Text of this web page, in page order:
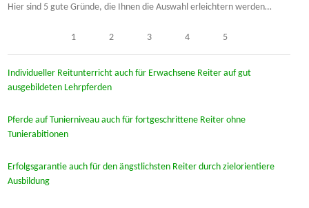
Hier sind 5 gute Gründe, die Ihnen die Auswahl erleichtern werden…
1 2 3 4 5
Individueller Reitunterricht auch für Erwachsene Reiter auf gut
ausgebildeten Lehrpferden
Pferde auf Tunierniveau auch für fortgeschrittene Reiter ohne
Tunierabitionen
Erfolgsgarantie auch für den ängstlichsten Reiter durch zielorientiere
Ausbildung